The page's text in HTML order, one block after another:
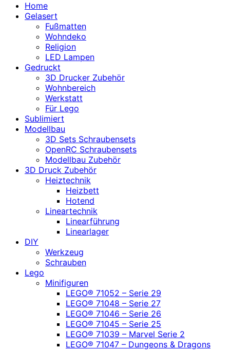
Home
Gelasert
Fußmatten
Wohndeko
Religion
LED Lampen
Gedruckt
3D Drucker Zubehör
Wohnbereich
Werkstatt
Für Lego
Sublimiert
Modellbau
3D Sets Schraubensets
OpenRC Schraubensets
Modellbau Zubehör
3D Druck Zubehör
Heiztechnik
Heizbett
Hotend
Lineartechnik
Linearführung
Linearlager
DIY
Werkzeug
Schrauben
Lego
Minifiguren
LEGO® 71052 – Serie 29
LEGO® 71048 – Serie 27
LEGO® 71046 – Serie 26
LEGO® 71045 – Serie 25
LEGO® 71039 – Marvel Serie 2
LEGO® 71047 – Dungeons & Dragons